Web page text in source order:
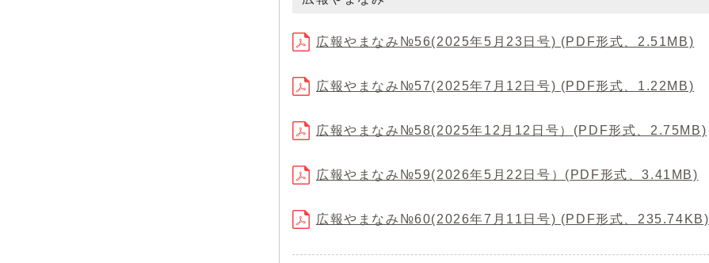
広報やまなみ№56(2025年5月23日号) (PDF形式、2.51MB)
広報やまなみ№57(2025年7月12日号) (PDF形式、1.22MB)
広報やまなみ№58(2025年12月12日号）(PDF形式、2.75MB)
広報やまなみ№59(2026年5月22日号）(PDF形式、3.41MB)
広報やまなみ№60(2026年7月11日号) (PDF形式、235.74KB)